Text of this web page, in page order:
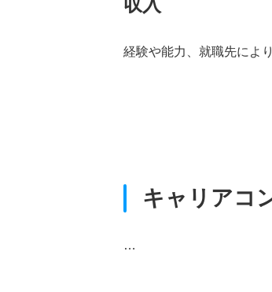
経験や能力、就職先によ
キャリアコ
…